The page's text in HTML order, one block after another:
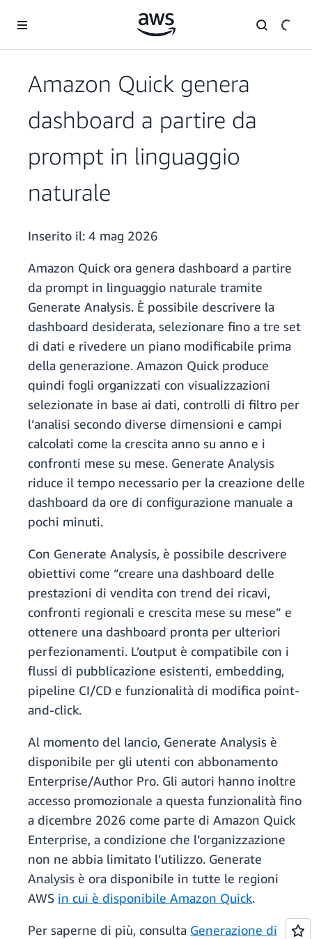
Amazon Quick genera
dashboard a partire da
prompt in linguaggio
naturale
Inserito il: 4 mag 2026
Amazon Quick ora genera dashboard a partire
da prompt in linguaggio naturale tramite
Generate Analysis. È possibile descrivere la
dashboard desiderata, selezionare fino a tre set
di dati e rivedere un piano modificabile prima
della generazione. Amazon Quick produce
quindi fogli organizzati con visualizzazioni
selezionate in base ai dati, controlli di filtro per
l’analisi secondo diverse dimensioni e campi
calcolati come la crescita anno su anno e i
confronti mese su mese. Generate Analysis
riduce il tempo necessario per la creazione delle
dashboard da ore di configurazione manuale a
pochi minuti.
Con Generate Analysis, è possibile descrivere
obiettivi come “creare una dashboard delle
prestazioni di vendita con trend dei ricavi,
confronti regionali e crescita mese su mese” e
ottenere una dashboard pronta per ulteriori
perfezionamenti. L’output è compatibile con i
flussi di pubblicazione esistenti, embedding,
pipeline CI/CD e funzionalità di modifica point-
and-click.
Al momento del lancio, Generate Analysis è
disponibile per gli utenti con abbonamento
Enterprise/Author Pro. Gli autori hanno inoltre
accesso promozionale a questa funzionalità fino
a dicembre 2026 come parte di Amazon Quick
Enterprise, a condizione che l’organizzazione
non ne abbia limitato l’utilizzo. Generate
Analysis è ora disponibile in tutte le regioni
AWS in cui è disponibile Amazon Quick.
Per saperne di più, consulta Generazione di